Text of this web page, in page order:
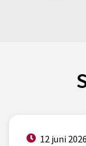
12 juni 2026